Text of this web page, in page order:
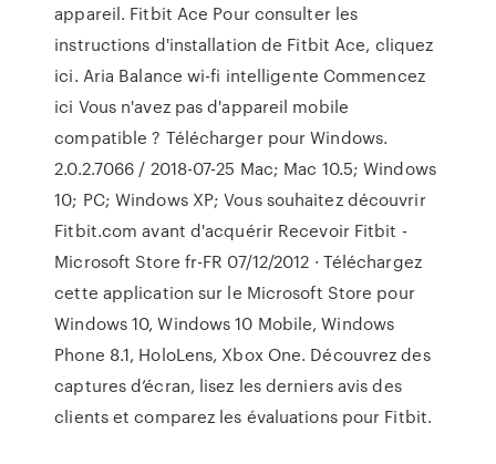
appareil. Fitbit Ace Pour consulter les
instructions d'installation de Fitbit Ace, cliquez
ici. Aria Balance wi-fi intelligente Commencez
ici Vous n'avez pas d'appareil mobile
compatible ? Télécharger pour Windows.
2.0.2.7066 / 2018-07-25 Mac; Mac 10.5; Windows
10; PC; Windows XP; Vous souhaitez découvrir
Fitbit.com avant d'acquérir Recevoir Fitbit -
Microsoft Store fr-FR 07/12/2012 · Téléchargez
cette application sur le Microsoft Store pour
Windows 10, Windows 10 Mobile, Windows
Phone 8.1, HoloLens, Xbox One. Découvrez des
captures d’écran, lisez les derniers avis des
clients et comparez les évaluations pour Fitbit.